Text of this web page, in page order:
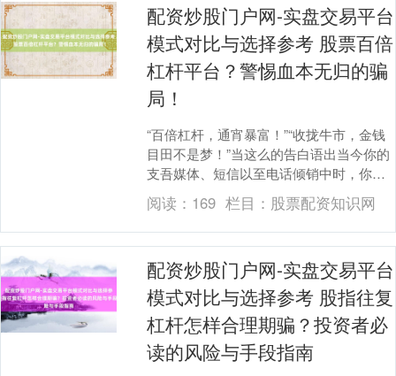
配资炒股门户网-实盘交易平台
模式对比与选择参考 股票百倍
杠杆平台？警惕血本无归的骗
局！
“百倍杠杆，通宵暴富！”“收拢牛市，金钱
目田不是梦！”当这么的告白语出当今你的
支吾媒体、短信以至电话倾销中时，你是
否曾有过一点心动？在股市行情波动、金
钱外传频传....
阅读： 169 栏目： 股票配资知识网
配资炒股门户网-实盘交易平台
模式对比与选择参考 股指往复
杠杆怎样合理期骗？投资者必
读的风险与手段指南